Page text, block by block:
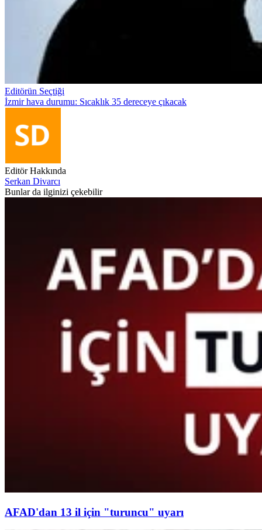
Editörün Seçtiği
İzmir hava durumu: Sıcaklık 35 dereceye çıkacak
Editör Hakkında
Serkan Divarcı
Bunlar da ilginizi çekebilir
AFAD'dan 13 il için "turuncu" uyarı